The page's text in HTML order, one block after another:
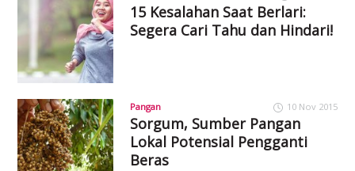
15 Kesalahan Saat Berlari:
Segera Cari Tahu dan Hindari!
Pangan 10 Nov 2015
Sorgum, Sumber Pangan
Lokal Potensial Pengganti
Beras